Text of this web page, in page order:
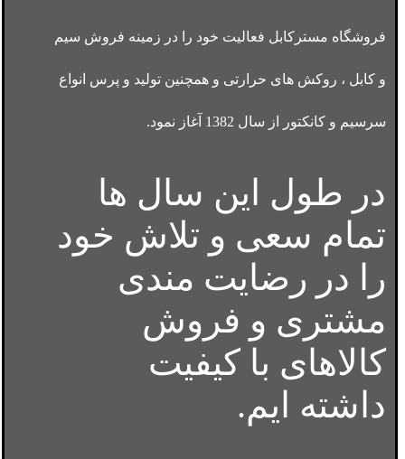
فروشگاه مسترکابل فعالیت خود را در زمینه فروش سیم
و کابل ، روکش های حرارتی و همچنین تولید و پرس انواع
سرسیم و کانکتور از سال 1382 آغاز نمود.
در طول این سال ها
تمام سعی و تلاش خود
را در رضایت مندی
مشتری و فروش
کالاهای با کیفیت
داشته ایم.